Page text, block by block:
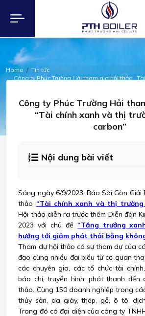
Home
Tin tức
Công ty Phúc Trường Hải tham gia hội thảo
TIN TỨC
Công ty Phúc Trường Hải
“Tài chính xanh và thị
carbon”
Nội dung bài viết
Sáng ngày 6/9/2023, Báo Sài Gòn Giải
thảo “Tài chính xanh và thị
Hội thảo diễn ra trước thềm Diễn đàn
2023 với chủ đề “Tăng trưởng
hướng tới giảm phát thải bằng
Tham dự hội thảo có sự tham dự của
đạo cùng nhiều đại biểu từ cơ quan
các chuyên gia, các tổ chức tài
báo chí, truyền hình, phát thanh đến
thảo. Cùng 150 doanh nghiệp trong
thủy sản, da giày, thép, gỗ, ô tô,
Trong đó có đại diện của công ty